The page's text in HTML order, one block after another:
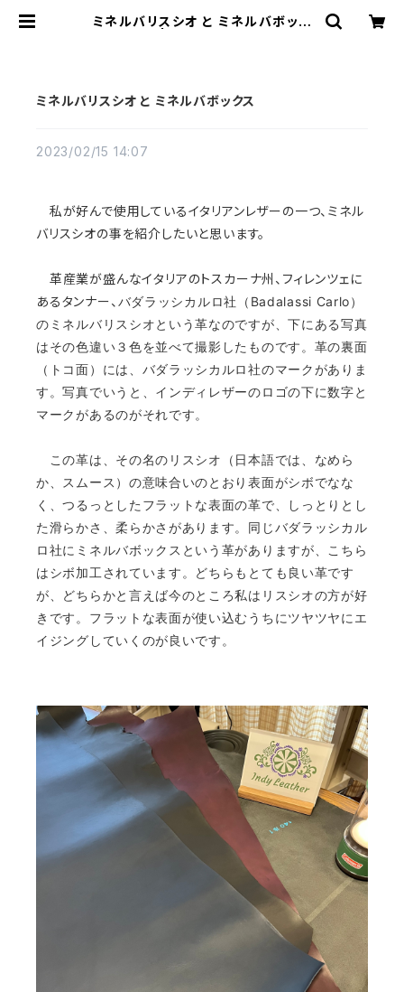
ミネルバリスシオ と ミネルバボック
ミネルバリスシオ と ミネルバボックス
2023/02/15 14:07
私が好んで使用しているイタリアンレザーの一つ、ミネル
バリスシオの事を紹介したいと思います。
革産業が盛んなイタリアのトスカーナ州、フィレンツェに
あるタンナー、 バダラッシカルロ社（Badalassi Carlo）
のミネルバリスシオという革なのですが、下にある写真
はその色違い３色を並べて撮影したものです。革の裏面
（トコ面）には、バダラッシカルロ社のマークがありま
す。写真でいうと、インディレザーのロゴの下に数字と
マークがあるのがそれです。
この革は、その名のリスシオ（日本語では、なめら
か、スムース）の意味合いのとおり表面がシボでなな
く、つるっとしたフラットな表面の革で、しっとりとし
た滑らかさ、柔らかさがあります。同じバダラッシカル
ロ社にミネルバボックスという革がありますが、こちら
はシボ加工されています。どちらもとても良い革です
が、どちらかと言えば今のところ私はリスシオの方が好
きです。フラットな表面が使い込むうちにツヤツヤにエ
イジングしていくのが良いです。